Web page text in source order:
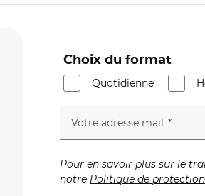
Choix du format
Quotidienne
Votre adresse mail
Pour en savoir plus sur le
notre Politique de